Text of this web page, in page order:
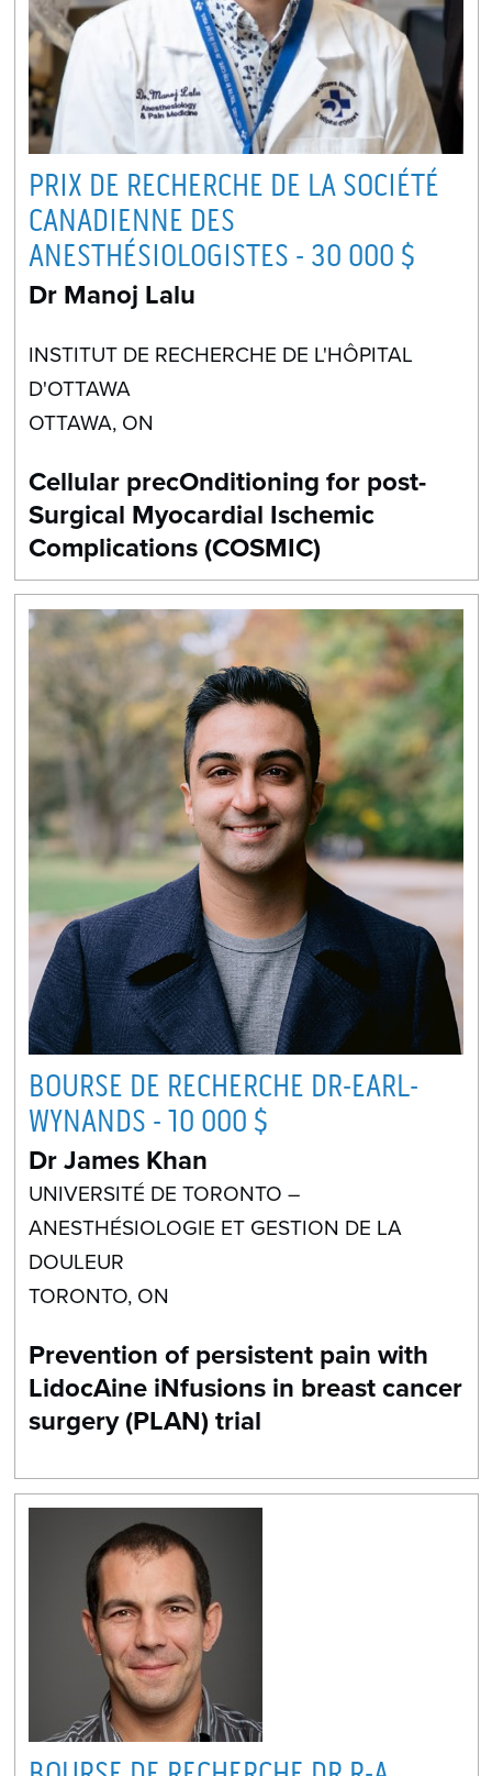
PRIX DE RECHERCHE DE LA SOCIÉTÉ
CANADIENNE DES
ANESTHÉSIOLOGISTES - 30 000 $
Dr Manoj Lalu
INSTITUT DE RECHERCHE DE L'HÔPITAL
D'OTTAWA
OTTAWA, ON
Cellular precOnditioning for post-
Surgical Myocardial Ischemic
Complications (COSMIC)
BOURSE DE RECHERCHE DR-EARL-
WYNANDS - 10 000 $
Dr James Khan
UNIVERSITÉ DE TORONTO –
ANESTHÉSIOLOGIE ET GESTION DE LA
DOULEUR
TORONTO, ON
Prevention of persistent pain with
LidocAine iNfusions in breast cancer
surgery (PLAN) trial